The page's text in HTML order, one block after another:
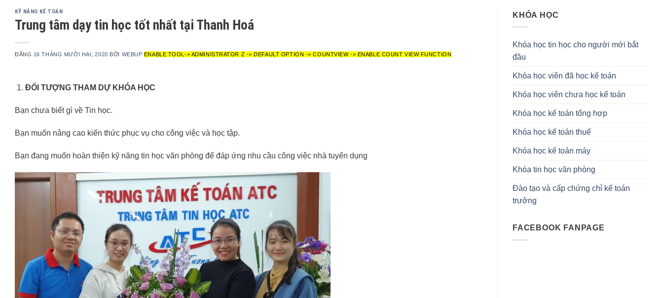
KỸ NĂNG KẾ TOÁN
Trung tâm dạy tin học tốt nhất tại Thanh Hoá
ĐĂNG 16 THÁNG MƯỜI HAI, 2020 BỞI WEBUP ENABLE TOOL-> ADMINISTRATOR Z -> DEFAULT OPTION -> COUNTVIEW -> ENABLE COUNT VIEW FUNCTION
ĐỐI TƯỢNG THAM DỰ KHÓA HỌC
Bạn chưa biết gì về Tin học.
Bạn muốn nâng cao kiến thức phục vụ cho công việc và học tập.
Bạn đang muốn hoàn thiện kỹ năng tin học văn phòng để đáp ứng nhu cầu công việc nhà tuyển dụng
KHÓA HỌC
Khóa học tin học cho người mới bắt
đầu
Khóa học viên đã học kế toán
Khóa học viên chưa học kế toán
Khóa học kế toán tổng hợp
Khóa học kế toán thuế
Khóa học kế toán máy
Khóa tin học văn phòng
Đào tạo và cấp chứng chỉ kế toán
trưởng
FACEBOOK FANPAGE